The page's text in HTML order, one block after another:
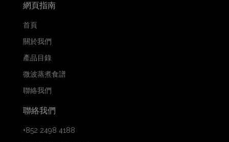
網頁指南
首頁
關於我們
產品目錄
微波蒸煮食譜
聯絡我們
聯絡我們
+852 2498 4188